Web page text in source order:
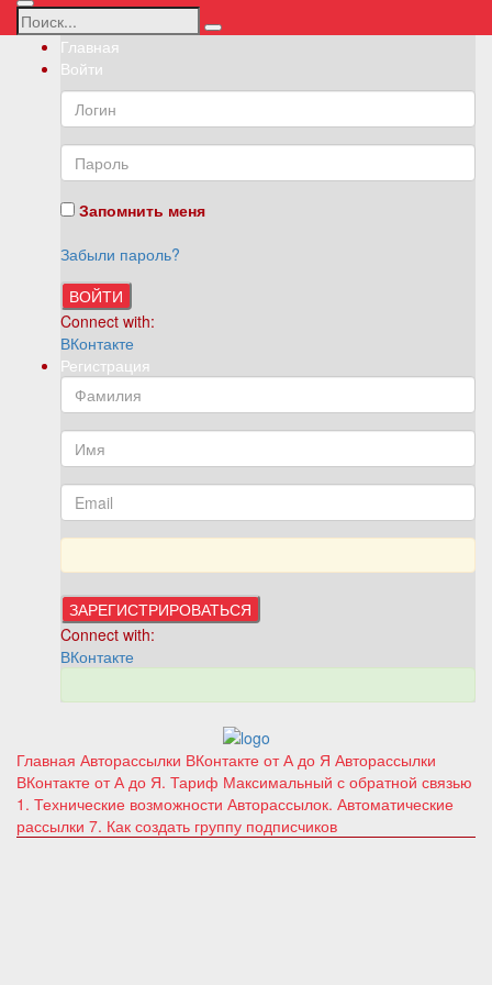
Главная
Войти
Запомнить меня
Забыли пароль?
ВОЙТИ
Connect with:
ВКонтакте
Регистрация
Connect with:
ВКонтакте
Главная Авторассылки ВКонтакте от А до Я Авторассылки
ВКонтакте от А до Я. Тариф Максимальный с обратной связью
1. Технические возможности Авторассылок. Автоматические
рассылки 7. Как создать группу подписчиков